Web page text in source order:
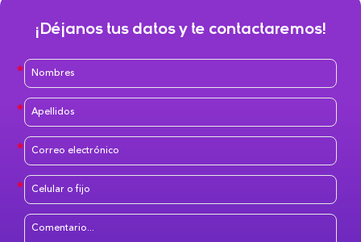
¡Déjanos tus datos y te contactaremos!